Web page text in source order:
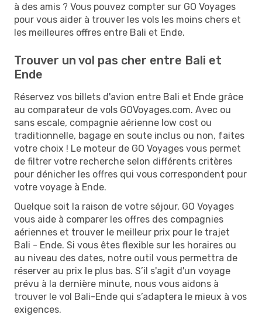
à des amis ? Vous pouvez compter sur GO Voyages
pour vous aider à trouver les vols les moins chers et
les meilleures offres entre Bali et Ende.
Trouver un vol pas cher entre Bali et
Ende
Réservez vos billets d'avion entre Bali et Ende grâce
au comparateur de vols GOVoyages.com. Avec ou
sans escale, compagnie aérienne low cost ou
traditionnelle, bagage en soute inclus ou non, faites
votre choix ! Le moteur de GO Voyages vous permet
de filtrer votre recherche selon différents critères
pour dénicher les offres qui vous correspondent pour
votre voyage à Ende.
Quelque soit la raison de votre séjour, GO Voyages
vous aide à comparer les offres des compagnies
aériennes et trouver le meilleur prix pour le trajet
Bali - Ende. Si vous êtes flexible sur les horaires ou
au niveau des dates, notre outil vous permettra de
réserver au prix le plus bas. S’il s'agit d'un voyage
prévu à la dernière minute, nous vous aidons à
trouver le vol Bali-Ende qui s’adaptera le mieux à vos
exigences.